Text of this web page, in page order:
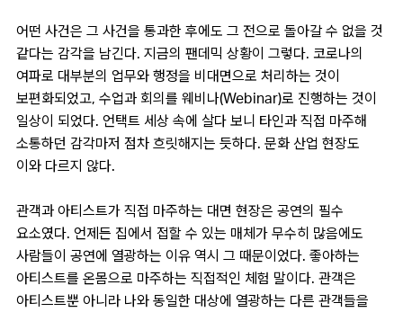
어떤 사건은 그 사건을 통과한 후에도 그 전으로 돌아갈 수 없을 것
같다는 감각을 남긴다. 지금의 팬데믹 상황이 그렇다. 코로나의
여파로 대부분의 업무와 행정을 비대면으로 처리하는 것이
보편화되었고, 수업과 회의를 웨비나(Webinar)로 진행하는 것이
일상이 되었다. 언택트 세상 속에 살다 보니 타인과 직접 마주해
소통하던 감각마저 점차 흐릿해지는 듯하다. 문화 산업 현장도
이와 다르지 않다.
관객과 아티스트가 직접 마주하는 대면 현장은 공연의 필수
요소였다. 언제든 집에서 접할 수 있는 매체가 무수히 많음에도
사람들이 공연에 열광하는 이유 역시 그 때문이었다. 좋아하는
아티스트를 온몸으로 마주하는 직접적인 체험 말이다. 관객은
아티스트뿐 아니라 나와 동일한 대상에 열광하는 다른 관객들을